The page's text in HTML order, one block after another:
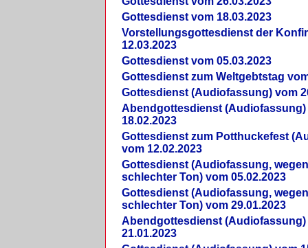
Gottesdienst vom 18.03.2023
Vorstellungsgottesdienst der
12.03.2023
Gottesdienst vom 05.03.2023
Gottesdienst zum Weltgebtstag
Gottesdienst (Audiofassung) vom
Abendgottesdienst (Audiofassung)
18.02.2023
Gottesdienst zum Potthuckefest
vom 12.02.2023
Gottesdienst (Audiofassung,
schlechter Ton) vom 05.02.2023
Gottesdienst (Audiofassung,
schlechter Ton) vom 29.01.2023
Abendgottesdienst (Audiofassung)
21.01.2023